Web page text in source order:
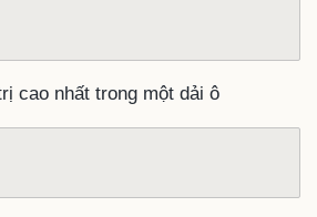
cao nhất trong một dải ô